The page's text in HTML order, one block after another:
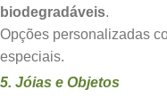
biodegradáveis.
Opções personalizadas
especiais.
5. Jóias e Objetos